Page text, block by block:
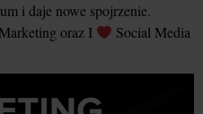
i daje nowe spojrzenie.
Marketing oraz I Social Media